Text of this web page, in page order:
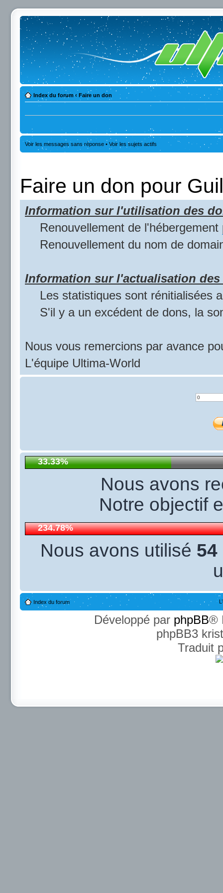
Index du forum ‹ Faire un don
Voir les messages sans réponse • Voir les sujets actifs
Faire un don pour
Information sur l'utilisation des
Renouvellement de l'hébergement
Renouvellement du nom de
Information sur l'actualisation
Les statistiques sont rénitialisées
S'il y a un excédent de dons, la
Nous vous remercions par avance
L'équipe Ultima-World
33.33%
Nous avons
Notre objectif
234.78%
Nous avons utilisé 54
Index du forum
Développé par phpBB®
phpBB3
Traduit